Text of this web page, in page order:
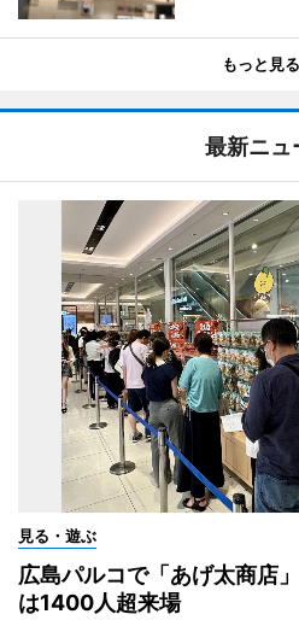
もっと見る
最新ニュ
見る・遊ぶ
広島パルコで「あげ太商店
は1400人超来場